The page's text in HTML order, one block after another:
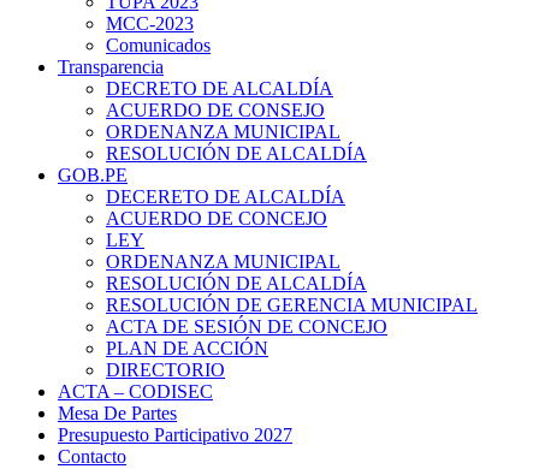
MCC-2023
Comunicados
Transparencia
DECRETO DE ALCALDÍA
ACUERDO DE CONSEJO
ORDENANZA MUNICIPAL
RESOLUCIÓN DE ALCALDÍA
GOB.PE
DECERETO DE ALCALDÍA
ACUERDO DE CONCEJO
LEY
ORDENANZA MUNICIPAL
RESOLUCIÓN DE ALCALDÍA
RESOLUCIÓN DE GERENCIA MUNICIPAL
ACTA DE SESIÓN DE CONCEJO
PLAN DE ACCIÓN
DIRECTORIO
ACTA – CODISEC
Mesa De Partes
Presupuesto Participativo 2027
Contacto